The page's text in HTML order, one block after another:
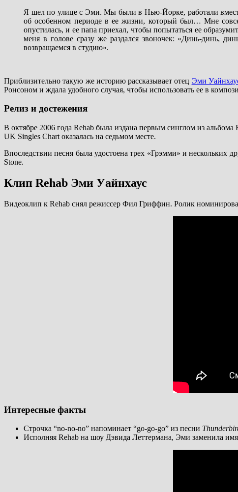
Я шел по улице с Эми. Мы были в Нью-Йорке, работали
об особенном периоде в ее жизни, который был… Мне
опустилась, и ее папа приехал, чтобы попытаться ее
меня в голове сразу же раздался звоночек: «Динь-динь,
возвращаемся в студию».
Приблизительно такую же историю рассказывает отец Эми
Ронсоном и ждала удобного случая, чтобы использовать ее в
Релиз и достежения
В октябре 2006 года Rehab была издана первым синглом из
UK Singles Chart оказалась на седьмом месте.
Впоследствии песня была удостоена трех «Грэмми» и
Stone.
Клип Rehab Эми Уайнхаус
Видеоклип к Rehab снял режиссер Фил Гриффин. Ролик
Интересные факты
Строчка “no-no-no” напоминает “go-go-go” из песни
Исполняя Rehab на шоу Дэвида Леттермана, Эми заменила